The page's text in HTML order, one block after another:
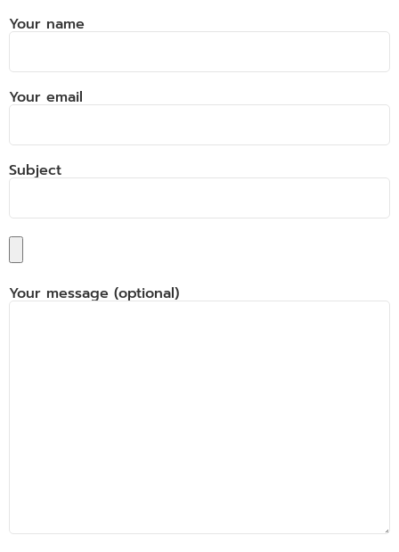
Your name
Your email
Subject
Your message (optional)